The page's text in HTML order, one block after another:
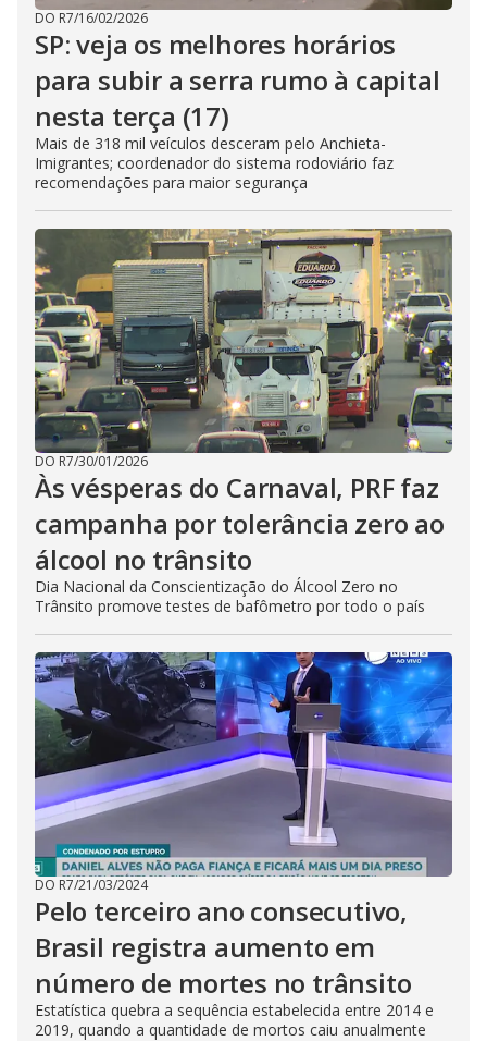
DO R7/16/02/2026
SP: veja os melhores horários
para subir a serra rumo à capital
nesta terça (17)
Mais de 318 mil veículos desceram pelo Anchieta-
Imigrantes; coordenador do sistema rodoviário faz
recomendações para maior segurança
DO R7/30/01/2026
Às vésperas do Carnaval, PRF faz
campanha por tolerância zero ao
álcool no trânsito
Dia Nacional da Conscientização do Álcool Zero no
Trânsito promove testes de bafômetro por todo o país
DO R7/21/03/2024
Pelo terceiro ano consecutivo,
Brasil registra aumento em
número de mortes no trânsito
Estatística quebra a sequência estabelecida entre 2014 e
2019, quando a quantidade de mortos caiu anualmente